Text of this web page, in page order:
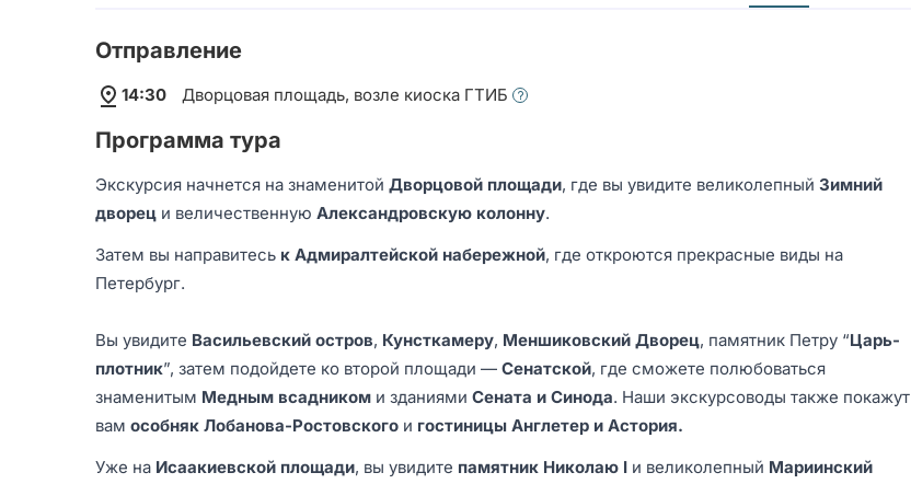
Отправление
14:30 Дворцовая площадь, возле киоска ГТИБ
Программа тура
Экскурсия начнется на знаменитой Дворцовой площади, где вы увидите великолепный Зимний
дворец и величественную Александровскую колонну.
Затем вы направитесь к Адмиралтейской набережной, где откроются прекрасные виды на
Петербург.
Вы увидите Васильевский остров, Кунсткамеру, Меншиковский Дворец, памятник Петру “Царь-
плотник”, затем подойдете ко второй площади — Сенатской, где сможете полюбоваться
знаменитым Медным всадником и зданиями Сената и Синода. Наши экскурсоводы также покажут
вам особняк Лобанова-Ростовского и гостиницы Англетер и Астория.
Уже на Исаакиевской площади, вы увидите памятник Николаю I и великолепный Мариинский